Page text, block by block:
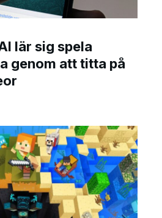
lär sig spela
genom att titta på